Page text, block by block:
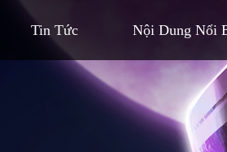
Tin Tức Nội Dung Nổi